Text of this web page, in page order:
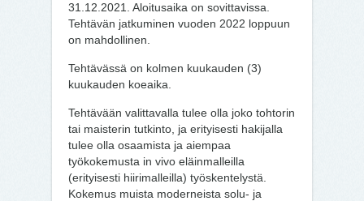
31.12.2021. Aloitusaika on sovittavissa.
Tehtävän jatkuminen vuoden 2022 loppuun
on mahdollinen.
Tehtävässä on kolmen kuukauden (3)
kuukauden koeaika.
Tehtävään valittavalla tulee olla joko tohtorin
tai maisterin tutkinto, ja erityisesti hakijalla
tulee olla osaamista ja aiempaa
työkokemusta in vivo eläinmalleilla
(erityisesti hiirimalleilla) työskentelystä.
Kokemus muista moderneista solu- ja